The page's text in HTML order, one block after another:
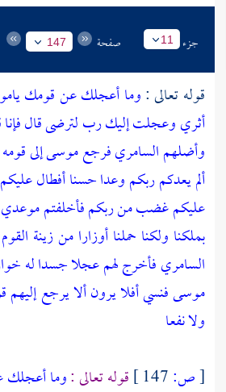
جزء 11 صفحة 147
قوله تعالى :وما أعجلك عن قومك
أثري وعجلت إليك رب لترضى قال
وأضلهم السامري فرجع موسى إلى
ألم يعدكم ربكم وعدا حسنا أفطال
عليكم غضب من ربكم فأخلفتم موعدي
بملكنا ولكنا حملنا أوزارا من زينة
السامري فأخرج لهم عجلا جسدا له
موسى فنسي أفلا يرون ألا يرجع إليهم
ولا نفعا
[ص: قوله تعالى :وما